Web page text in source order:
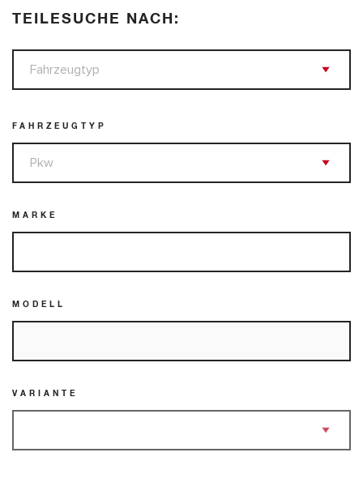
TEILESUCHE NACH:
FAHRZEUGTYP
MARKE
MODELL
VARIANTE